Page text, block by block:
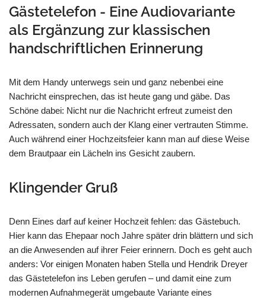
Gästetelefon - Eine Audiovariante
als Ergänzung zur klassischen
handschriftlichen Erinnerung
Mit dem Handy unterwegs sein und ganz nebenbei eine
Nachricht einsprechen, das ist heute gang und gäbe. Das
Schöne dabei: Nicht nur die Nachricht erfreut zumeist den
Adressaten, sondern auch der Klang einer vertrauten Stimme.
Auch während einer Hochzeitsfeier kann man auf diese Weise
dem Brautpaar ein Lächeln ins Gesicht zaubern.
Klingender Gruß
Denn Eines darf auf keiner Hochzeit fehlen: das Gästebuch.
Hier kann das Ehepaar noch Jahre später drin blättern und sich
an die Anwesenden auf ihrer Feier erinnern. Doch es geht auch
anders: Vor einigen Monaten haben Stella und Hendrik Dreyer
das Gästetelefon ins Leben gerufen – und damit eine zum
modernen Aufnahmegerät umgebaute Variante eines